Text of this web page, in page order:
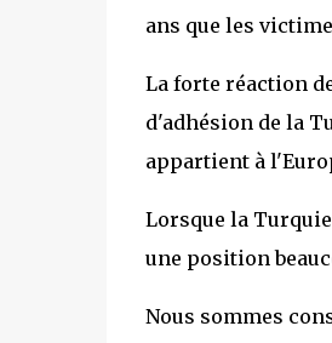
ans que les
La forte réaction
d'adhésion de la
appartient à
Lorsque la
une position
Nous sommes